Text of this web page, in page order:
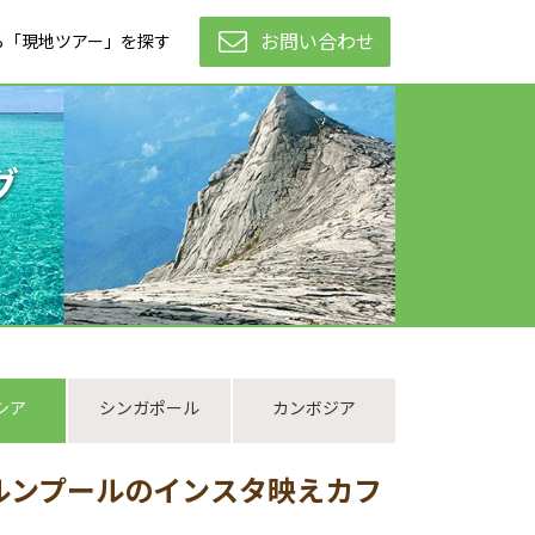
現地ツアー」を探す お問い合わせ
ア シンガポール カンボジア
プールのインスタ映えカフ